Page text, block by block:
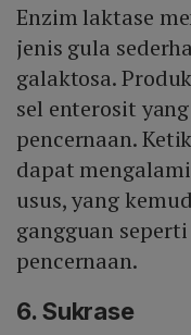
Enzim laktase
jenis gula
galaktosa.
sel enterosit
pencernaan.
dapat
usus, yang
gangguan
pencernaan.
6. Sukrase